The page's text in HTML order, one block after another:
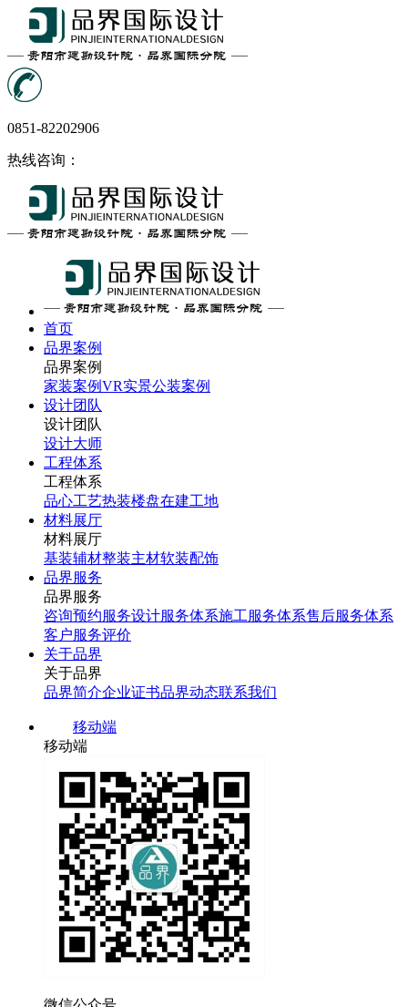
0851-82202906
热线咨询：
首页
品界案例
品界案例
家装案例VR实景公装案例
设计团队
设计团队
设计大师
工程体系
工程体系
品心工艺热装楼盘在建工地
材料展厅
材料展厅
基装辅材整装主材软装配饰
品界服务
品界服务
咨询预约服务设计服务体系施工服务体系售后服务体系
客户服务评价
关于品界
关于品界
品界简介企业证书品界动态联系我们
移动端
移动端